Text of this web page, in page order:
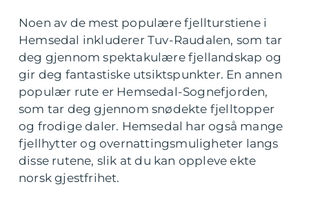
Noen av de mest populære fjellturstiene i
Hemsedal inkluderer Tuv-Raudalen, som tar
deg gjennom spektakulære fjellandskap og
gir deg fantastiske utsiktspunkter. En annen
populær rute er Hemsedal-Sognefjorden,
som tar deg gjennom snødekte fjelltopper
og frodige daler. Hemsedal har også mange
fjellhytter og overnattingsmuligheter langs
disse rutene, slik at du kan oppleve ekte
norsk gjestfrihet.